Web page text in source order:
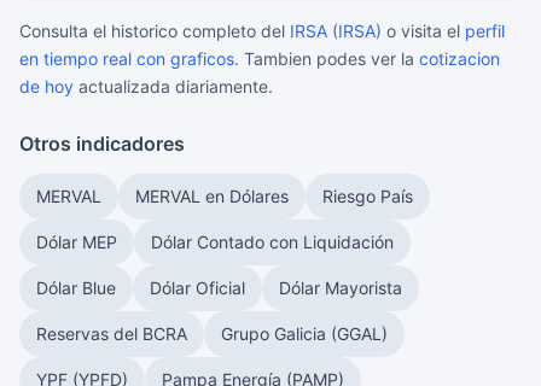
Consulta el historico completo del IRSA (IRSA) o visita el perfil
en tiempo real con graficos. Tambien podes ver la cotizacion
de hoy actualizada diariamente.
Otros indicadores
MERVAL MERVAL en Dólares Riesgo País
Dólar MEP Dólar Contado con Liquidación
Dólar Blue Dólar Oficial Dólar Mayorista
Reservas del BCRA Grupo Galicia (GGAL)
YPF (YPFD) Pampa Energía (PAMP)